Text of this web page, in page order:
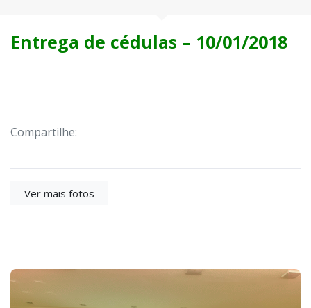
Entrega de cédulas – 10/01/2018
Compartilhe:
Ver mais fotos